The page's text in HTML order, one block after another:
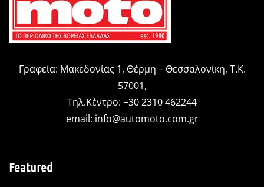
Γραφεία: Μακεδονίας 1, Θέρμη – Θεσσαλονίκη, Τ.Κ.
57001,
Τηλ.Κέντρο: +30 2310 462244
email: info@automoto.com.gr
Featured